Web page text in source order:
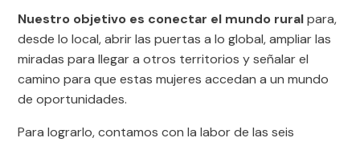
Nuestro objetivo es conectar el mundo ruralpara,
desde lo local, abrir las puertas a lo global, ampliar las
miradas para llegar a otros territorios y señalar el
camino para que estas mujeres accedan a un mundo
de oportunidades.
Para lograrlo, contamos con la labor de las seis